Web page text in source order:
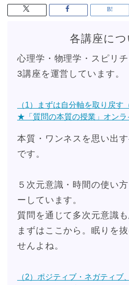
各講座につ
心理学・物理学・スピリ
3講座を運営しています。
（1）まずは自分軸を取り戻す
★「質問の本質の授業」オンラ
本質・ワンネスを思い出
です。
５次元意識・時間の使い
ーしています。
質問を通じて多次元意識も
まずはここから。眠りを
せんよね。
（2）ポジティブ・ネガティ